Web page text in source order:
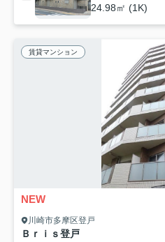
24.98㎡ (1K)
賃貸マンション
NEW
川崎市多摩区登戸
Ｂｒｉｓ登戸